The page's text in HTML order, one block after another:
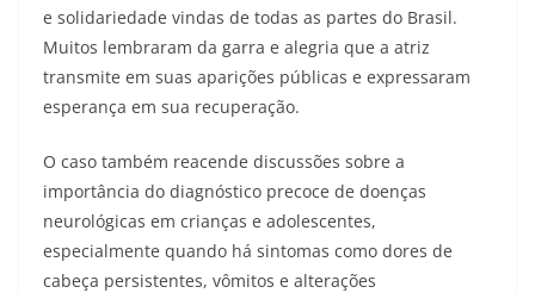
e solidariedade vindas de todas as partes do Brasil.
Muitos lembraram da garra e alegria que a atriz
transmite em suas aparições públicas e expressaram
esperança em sua recuperação.
O caso também reacende discussões sobre a
importância do diagnóstico precoce de doenças
neurológicas em crianças e adolescentes,
especialmente quando há sintomas como dores de
cabeça persistentes, vômitos e alterações